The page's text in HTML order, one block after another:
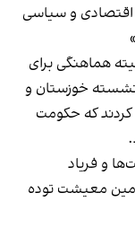
اقتصادی و سیاسی
هماهنگی برای
خوزستان و
کردند که حکومت
و فریاد
معیشت توده‌